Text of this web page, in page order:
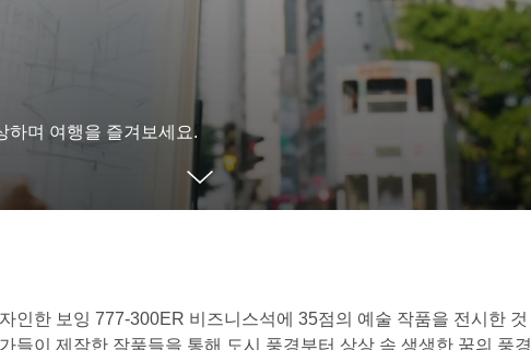
하며 여행을 즐겨보세요.
인한 보잉 777-300ER 비즈니스석에 35점의 예술 작품을 전시한 것
들이 제작한 작품들을 통해 도시 풍경부터 상상 속 생생한 꿈의 풍경